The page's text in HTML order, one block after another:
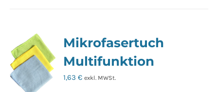
auf.
Die
Optionen
können
Mikrofasertuch
Multifunktion
1,63€ exkl. MWSt.